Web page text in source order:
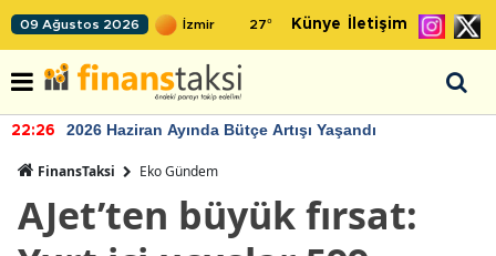
09 Ağustos 2026 27° Künye İletişim
22:26 2026 Haziran Ayında Bütçe Artışı Yaşandı
FinansTaksi Eko Gündem
AJet’ten büyük fırsat: